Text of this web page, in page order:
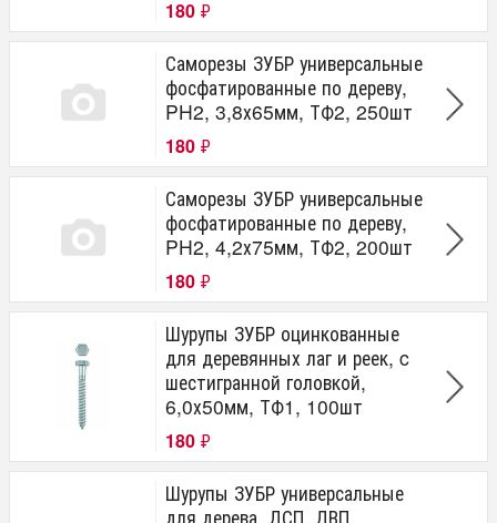
180 ₽
Саморезы ЗУБР универсальные
фосфатированные по дереву,
PH2, 3,8х65мм, ТФ2, 250шт
180 ₽
Саморезы ЗУБР универсальные
фосфатированные по дереву,
PH2, 4,2х75мм, ТФ2, 200шт
180 ₽
Шурупы ЗУБР оцинкованные
для деревянных лаг и реек, c
шестигранной головкой,
6,0х50мм, ТФ1, 100шт
180 ₽
Шурупы ЗУБР универсальные
для дерева, ДСП, ДВП,